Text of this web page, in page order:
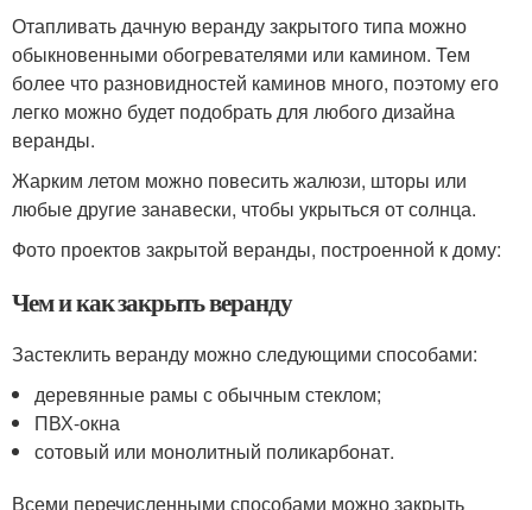
Отапливать дачную веранду закрытого типа можно
обыкновенными обогревателями или камином. Тем
более что разновидностей каминов много, поэтому его
легко можно будет подобрать для любого дизайна
веранды.
Жарким летом можно повесить жалюзи, шторы или
любые другие занавески, чтобы укрыться от солнца.
Фото проектов закрытой веранды, построенной к дому:
Чем и как закрыть веранду
Застеклить веранду можно следующими способами:
деревянные рамы с обычным стеклом;
ПВХ-окна
сотовый или монолитный поликарбонат.
Всеми перечисленными способами можно закрыть